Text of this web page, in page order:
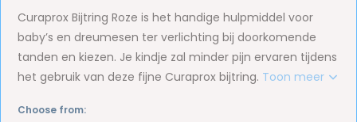
Curaprox Bijtring Roze is het handige hulpmiddel voor
baby’s en dreumesen ter verlichting bij doorkomende
tanden en kiezen. Je kindje zal minder pijn ervaren tijdens
het gebruik van deze fijne Curaprox bijtring. Toon meer
Choose from: